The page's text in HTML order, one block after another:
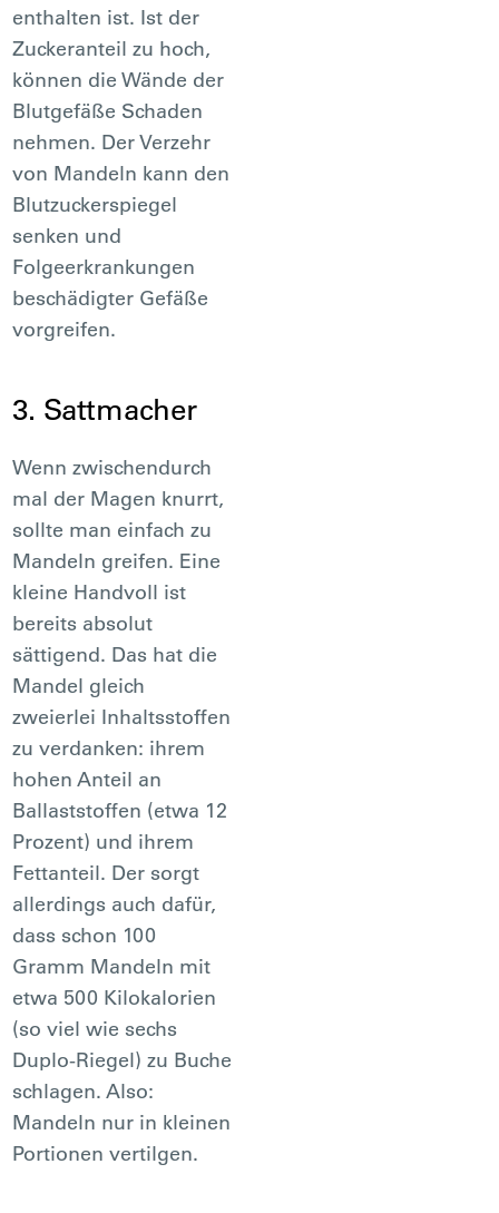
enthalten ist. Ist der
Zuckeranteil zu hoch,
können die Wände der
Blutgefäße Schaden
nehmen. Der Verzehr
von Mandeln kann den
Blutzuckerspiegel
senken und
Folgeerkrankungen
beschädigter Gefäße
vorgreifen.
3. Sattmacher
Wenn zwischendurch
mal der Magen knurrt,
sollte man einfach zu
Mandeln greifen. Eine
kleine Handvoll ist
bereits absolut
sättigend. Das hat die
Mandel gleich
zweierlei Inhaltsstoffen
zu verdanken: ihrem
hohen Anteil an
Ballaststoffen (etwa 12
Prozent) und ihrem
Fettanteil. Der sorgt
allerdings auch dafür,
dass schon 100
Gramm Mandeln mit
etwa 500 Kilokalorien
(so viel wie sechs
Duplo-Riegel) zu Buche
schlagen. Also:
Mandeln nur in kleinen
Portionen vertilgen.